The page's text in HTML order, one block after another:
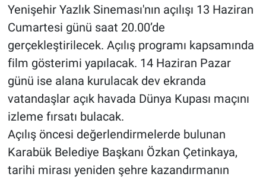
Yenişehir Yazlık Sineması'nın açılışı 13 Haziran
Cumartesi günü saat 20.00’de
gerçekleştirilecek. Açılış programı kapsamında
film gösterimi yapılacak. 14 Haziran Pazar
günü ise alana kurulacak dev ekranda
vatandaşlar açık havada Dünya Kupası maçını
izleme fırsatı bulacak.
Açılış öncesi değerlendirmelerde bulunan
Karabük Belediye Başkanı Özkan Çetinkaya,
tarihi mirası yeniden şehre kazandırmanın